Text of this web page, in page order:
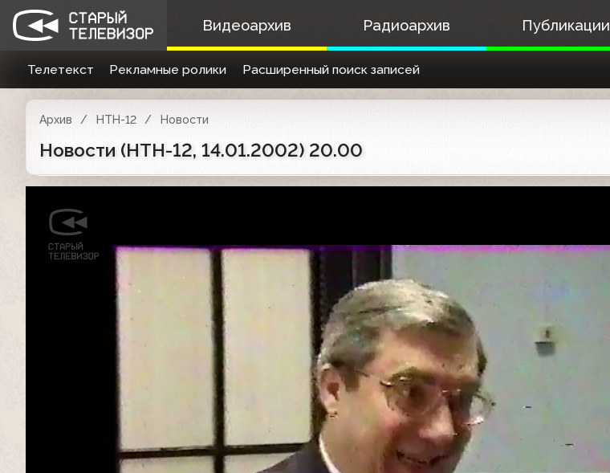
Видеоархив Радиоархив Публикации
Телетекст Рекламные ролики Расширенный поиск записей
Архив НТН-12 Новости
Новости (НТН-12, 14.01.2002) 20.00